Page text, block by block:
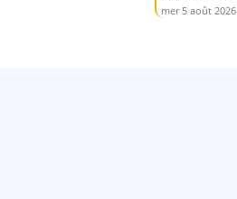
mer 5 août 2026